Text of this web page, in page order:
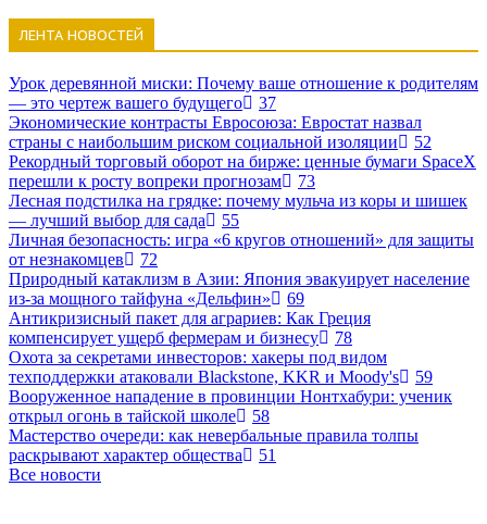
ЛЕНТА НОВОСТЕЙ
Урок деревянной миски: Почему ваше отношение к родителям
— это чертеж вашего будущего
37
Экономические контрасты Евросоюза: Евростат назвал
страны с наибольшим риском социальной изоляции
52
Рекордный торговый оборот на бирже: ценные бумаги SpaceX
перешли к росту вопреки прогнозам
73
Лесная подстилка на грядке: почему мульча из коры и шишек
— лучший выбор для сада
55
Личная безопасность: игра «6 кругов отношений» для защиты
от незнакомцев
72
Природный катаклизм в Азии: Япония эвакуирует население
из-за мощного тайфуна «Дельфин»
69
Антикризисный пакет для аграриев: Как Греция
компенсирует ущерб фермерам и бизнесу
78
Охота за секретами инвесторов: хакеры под видом
техподдержки атаковали Blackstone, KKR и Moody's
59
Вооруженное нападение в провинции Нонтхабури: ученик
открыл огонь в тайской школе
58
Мастерство очереди: как невербальные правила толпы
раскрывают характер общества
51
Все новости